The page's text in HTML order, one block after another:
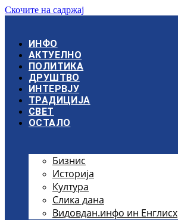
Скочите на садржај
ИНФО
АКТУЕЛНО
ПОЛИТИКА
ДРУШТВО
ИНТЕРВЈУ
ТРАДИЦИЈА
СВЕТ
ОСТАЛО
Бизнис
Историја
Култура
Слика дана
Видовдан.инфо ин Енглисх